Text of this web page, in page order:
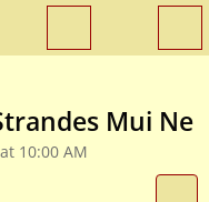
Mui Ne
10:00 AM